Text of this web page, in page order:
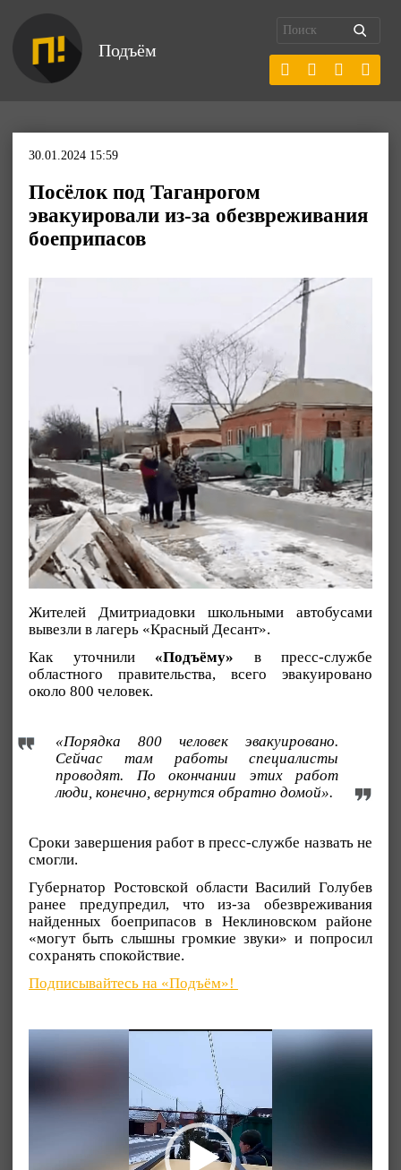
Подъём
30.01.2024 15:59
Посёлок под Таганрогом
эвакуировали из-за обезвреживания
боеприпасов
Жителей Дмитриадовки школьными автобусами
вывезли в лагерь «Красный Десант».
Как уточнили«Подъёму» в пресс-службе
областного правительства, всего эвакуировано
около 800 человек.
«Порядка 800 человек эвакуировано.
Сейчас там работы специалисты
проводят. По окончании этих работ
люди, конечно, вернутся обратно домой».
Сроки завершения работ в пресс-службе назвать не
смогли.
Губернатор Ростовской области Василий Голубев
ранее предупредил, что из-за обезвреживания
найденных боеприпасов в Неклиновском районе
«могут быть слышны громкие звуки» и попросил
сохранять спокойствие.
Подписывайтесь на «Подъём»!
Видеоплеер